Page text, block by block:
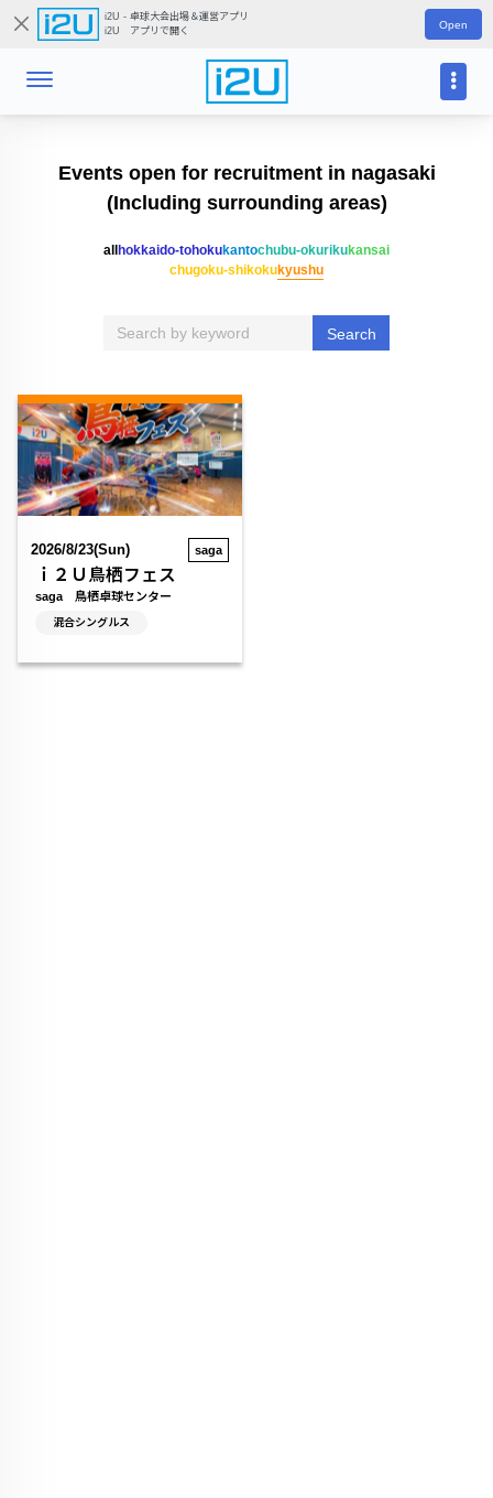
i2U - 卓球大会出場＆運営アプリ
i2U アプリで開く
Open
Events open for recruitment in nagasaki
(Including surrounding areas)
all hokkaido-tohokukantochubu-okurikukansai
chugoku-shikokukyushu
Search
2026/8/23(Sun) saga
ｉ２Ｕ鳥栖フェス
saga 鳥栖卓球センター
混合シングルス